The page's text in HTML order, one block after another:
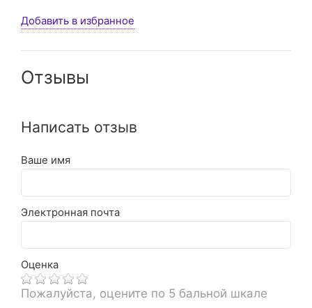
Добавить в избранное
Отзывы
Написать отзыв
Ваше имя
Электронная почта
Оценка
Пожалуйста, оцените по 5 бальной шкале